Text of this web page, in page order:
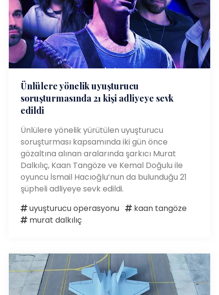
Ünlülere yönelik uyuşturucu
soruşturmasında 21 kişi adliyeye sevk
edildi
Ünlülere yönelik yürütülen uyuşturucu
soruşturması kapsamında iki gün önce
gözaltına alınan aralarında şarkıcı Murat
Dalkılıç, Kaan Tangöze ve Kemal Doğulu ile
oyuncu İsmail Hacıoğlu’nun da bulunduğu 21
şüpheli adliyeye sevk edildi.
uyuşturucu operasyonu
kaan tangöze
murat dalkılıç